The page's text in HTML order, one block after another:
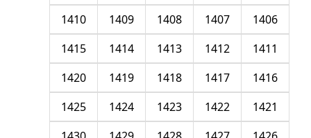
1406
1407
1408
1409
1410
1411
1412
1413
1414
1415
1416
1417
1418
1419
1420
1421
1422
1423
1424
1425